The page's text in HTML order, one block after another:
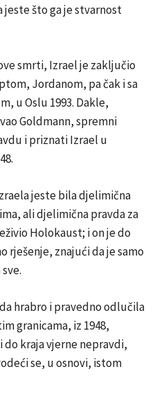
što ga je stvarnost
smrti, Izrael je zaključio
Jordanom, pa čak i sa
u Oslu 1993. Dakle,
Goldmann, spremni
i priznati Izrael u
jeste bila djelimična
ali djelimična pravda za
Holokaust; i on je do
rješenje, znajući da je samo
hrabro i pravedno odlučila
granicama, iz 1948,
kraja vjerne nepravdi,
se, u osnovi, istom